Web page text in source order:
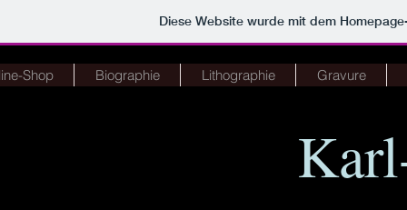
Diese Website wurde mit dem
Shop Biographie Lithographie Gravure